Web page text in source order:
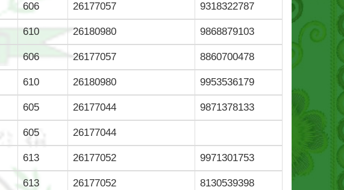
606 26177057 9318322787
610 26180980 9868879103
606 26177057 8860700478
610 26180980 9953536179
605 26177044 9871378133
605 26177044
613 26177052 9971301753
613 26177052 8130539398